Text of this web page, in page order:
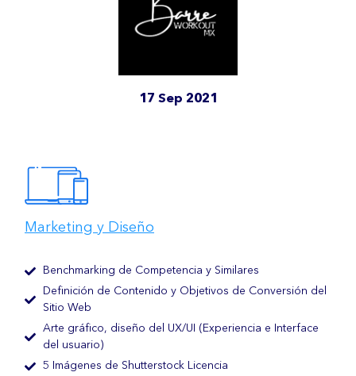
17 Sep 2021
Marketing y Diseño
Benchmarking de Competencia y Similares
Definición de Contenido y Objetivos de Conversión del
Sitio Web
Arte gráfico, diseño del UX/UI (Experiencia e Interface
del usuario)
5 Imágenes de Shutterstock Licencia